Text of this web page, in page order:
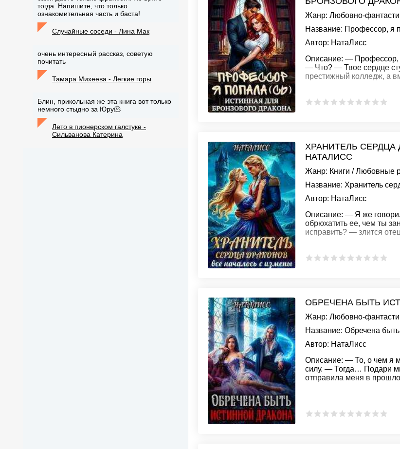
Жанр: Любовно-
Название: Профессор, я
Автор: НатаЛисс
Описание: — Профессор,
— Что? — Твое сердце
престижный колледж, а
ХРАНИТЕЛЬ
НАТАЛИСС
Жанр: Книги /Любовные
Название: Хранитель
Автор: НатаЛисс
Описание: — Я же
обрюхатить ее, чем ты
исправить? — злится
ОБРЕЧЕНА БЫТЬ
Жанр: Любовно-
Название: Обречена
Автор: НатаЛисс
Описание: — То, о чем я
силу. — Тогда… Подари
отправила меня в
тогда. Напишите, что только
ознакомительная часть и баста!
Случайные соседи - Лина Мак
очень интересный рассказ, советую
почитать
Тамара Михеева - Легкие горы
Блин, прикольная же эта книга вот только
немного стыдно за Юру🫠
Лето в пионерском галстуке -
Сильванова Катерина